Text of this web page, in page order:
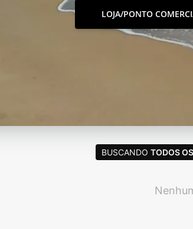
LOJA/PONTO
BUSCANDO TODOS